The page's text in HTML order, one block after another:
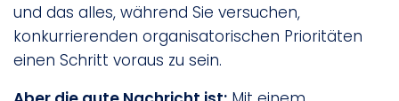
und das alles, während Sie versuchen,
konkurrierenden organisatorischen Prioritäten
einen Schritt voraus zu sein.